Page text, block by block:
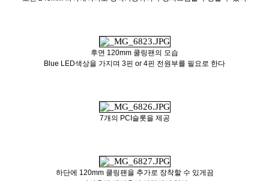
후면 120mm 쿨링팬의 모습
Blue LED색상을 가지며 3핀 or 4핀 전원부를 필요로 한다
7개의 PCI슬롯을 제공
하단에 120mm 쿨링팬을 추가로 장착할 수 있게끔